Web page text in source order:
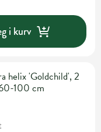
i kurv
helix 'Goldchild', 2
100 cm